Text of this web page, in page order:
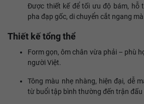
Được thiết kế để tối ưu độ bám, hỗ
pha đạp gốc, di chuyển cắt ngang
Thiết kế tổng thể
Form gọn, ôm chân vừa phải – phù
người Việt.
Tông màu nhẹ nhàng, hiện đại, dễ
từ buổi tập bình thường đến trận đấu